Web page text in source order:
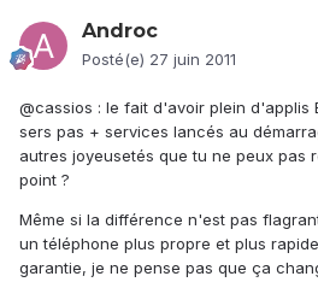
Androc
Posté(e) 27 juin 2011
@cassios : le fait d'avoir plein d'applis
sers pas + services lancés au
autres joyeusetés que tu ne peux pas
point ?
Même si la différence n'est pas
un téléphone plus propre et plus
garantie, je ne pense pas que ça